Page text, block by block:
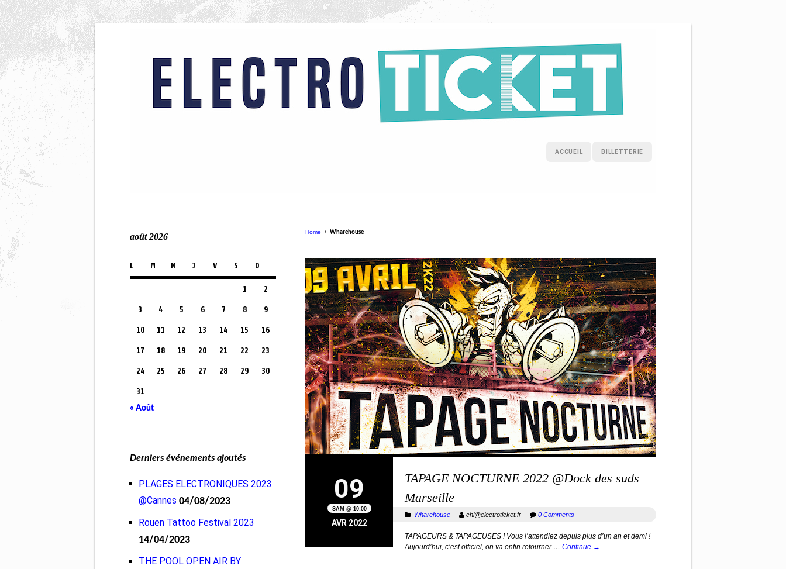
ACCUEIL BILLETTERIE
Home / Wharehouse
09
SAM @ 10:00
AVR 2022
TAPAGE NOCTURNE 2022 @Dock des suds
Marseille
Wharehouse chl@electroticket.fr 0 Comments
TAPAGEURS & TAPAGEUSES ! Vous l’attendiez depuis plus d’un an et demi !
Aujourd’hui, c’est officiel, on va enfin retourner … Continue →
août 2026
L M M J V S D
1 2
3 4 5 6 7 8 9
10 11 12 13 14 15 16
17 18 19 20 21 22 23
24 25 26 27 28 29 30
31
« Août
Derniers événements ajoutés
PLAGES ELECTRONIQUES 2023
@Cannes 04/08/2023
Rouen Tattoo Festival 2023
14/04/2023
THE POOL OPEN AIR BY